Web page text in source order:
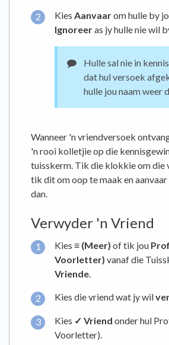
Kies Aanvaarom hulle by
Ignoreeras jy hulle nie wil
Hulle sal nie in
dat hul versoek
hulle jou naam weer
Wanneer 'n vriendversoek
'n rooi kolletjie op die
tuisskerm. Tik die klokkie om die
tik dit om oop te maak en
dan.
Verwyder 'n Vriend
Kies ≡ (Meer) of tik jou
Voorletter) vanaf die
Vriende
Kies die vriend wat jy wil
Kies ✓ Vriend onder hul
Voorletter).